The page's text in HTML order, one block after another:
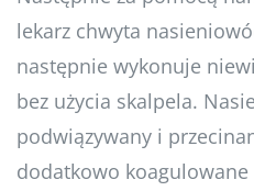
lekarz chwyta
następnie wykonuje
bez użycia skalpela.
podwiązywany i
dodatkowo koagulowane